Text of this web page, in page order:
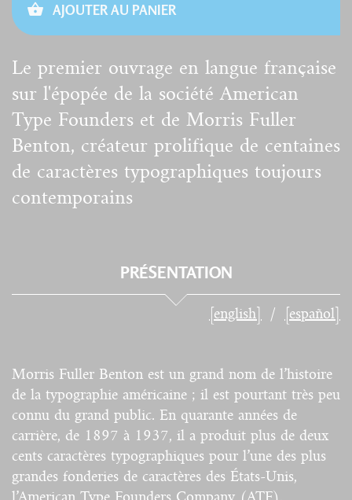
AJOUTER AU PANIER
Le premier ouvrage en langue française
sur l'épopée de la société American
Type Founders et de Morris Fuller
Benton, créateur prolifique de centaines
de caractères typographiques toujours
contemporains
PRÉSENTATION
[english] [español]
Morris Fuller Benton est un grand nom de l’histoire
de la typographie américaine ; il est pourtant très peu
connu du grand public. En quarante années de
carrière, de 1897 à 1937, il a produit plus de deux
cents caractères typographiques pour l’une des plus
grandes fonderies de caractères des États-Unis,